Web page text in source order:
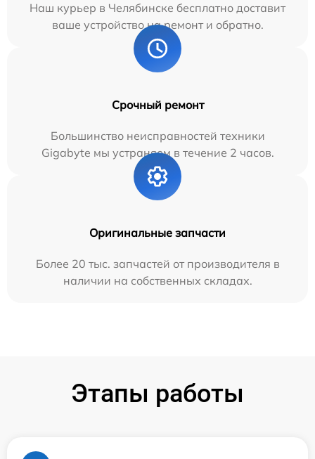
Наш курьер в Челябинске бесплатно доставит
ваше устройство на ремонт и обратно.
Срочный ремонт
Большинство неисправностей техники
Gigabyte мы устраняем в течение 2 часов.
Оригинальные запчасти
Более 20 тыс. запчастей от производителя в
наличии на собственных складах.
Этапы работы